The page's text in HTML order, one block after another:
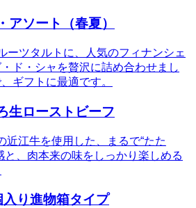
アソート（春夏）
ーツタルトに、人気のフィナンシェ
ド・シャを贅沢に詰め合わせまし
ギフトに最適です。
生ローストビーフ
近江牛を使用した、まるで“たた
と、肉本来の味をしっかり楽しめる
り進物箱タイプ